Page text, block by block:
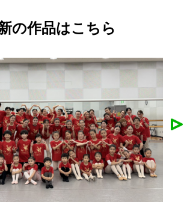
の作品はこちら